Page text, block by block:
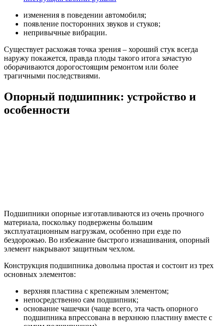
изменения в поведении автомобиля;
появление посторонних звуков и стуков;
непривычные вибрации.
Существует расхожая точка зрения – хороший стук всегда
наружу покажется, правда плоды такого итога зачастую
оборачиваются дорогостоящим ремонтом или более
трагичными последствиями.
Опорный подшипник: устройство и
особенности
Подшипники опорные изготавливаются из очень прочного
материала, поскольку подвержены большим
эксплуатационным нагрузкам, особенно при езде по
бездорожью. Во избежание быстрого изнашивания, опорный
элемент накрывают защитным чехлом.
Конструкция подшипника довольна простая и состоит из трех
основных элементов:
верхняя пластина с крепежным элементом;
непосредственно сам подшипник;
основание чашечки (чаще всего, эта часть опорного
подшипника впрессована в верхнюю пластину вместе с